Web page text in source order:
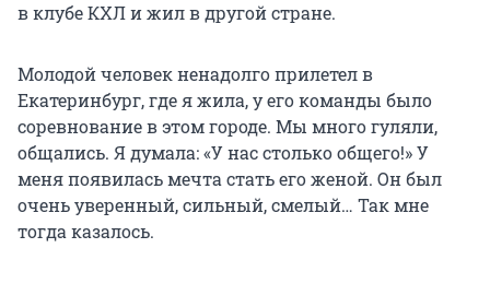
в клубе КХЛ и жил в другой стране.
Молодой человек ненадолго прилетел в
Екатеринбург, где я жила, у его команды было
соревнование в этом городе. Мы много гуляли,
общались. Я думала: «У нас столько общего!» У
меня появилась мечта стать его женой. Он был
очень уверенный, сильный, смелый… Так мне
тогда казалось.